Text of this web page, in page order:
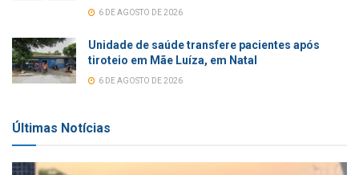
6 DE AGOSTO DE 2026
Unidade de saúde transfere pacientes após
tiroteio em Mãe Luíza, em Natal
6 DE AGOSTO DE 2026
Últimas Notícias